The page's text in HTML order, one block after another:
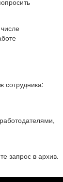
сотрудника:
запрос в архив.